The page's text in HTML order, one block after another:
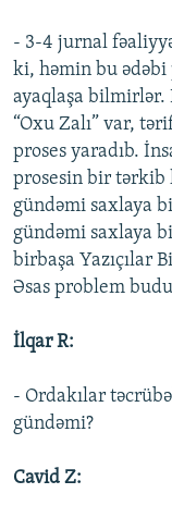
- 3-4 jurnal
ki, həmin bu ədəbi
ayaqlaşa bilmirlər.
“Oxu Zalı” var,
proses yaradıb.
prosesin bir tərkib
gündəmi saxlaya
gündəmi saxlaya
birbaşa Yazıçılar
Əsas problem
İlqar R:
- Ordakılar
gündəmi?
Cavid Z: